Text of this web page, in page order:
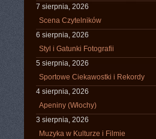
7 sierpnia, 2026
Scena Czytelników
6 sierpnia, 2026
Styl i Gatunki Fotografii
5 sierpnia, 2026
Sportowe Ciekawostki i Rekordy
4 sierpnia, 2026
Apeniny (Włochy)
3 sierpnia, 2026
Muzyka w Kulturze i Filmie